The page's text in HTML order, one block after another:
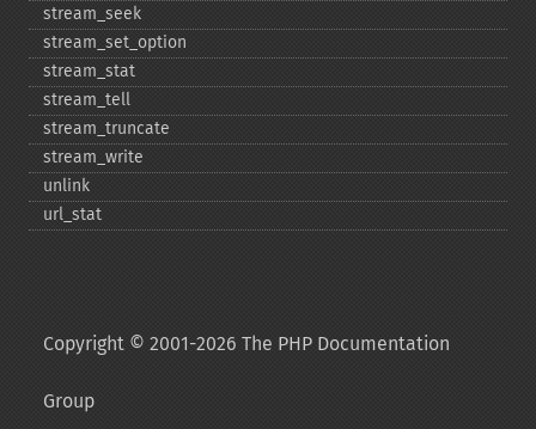
stream_​seek
stream_​set_​option
stream_​stat
stream_​tell
stream_​truncate
stream_​write
unlink
url_​stat
Copyright © 2001-2026 The PHP Documentation
Group